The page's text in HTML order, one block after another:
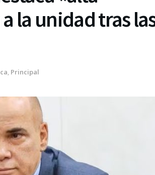
la unidad tras
, Principal